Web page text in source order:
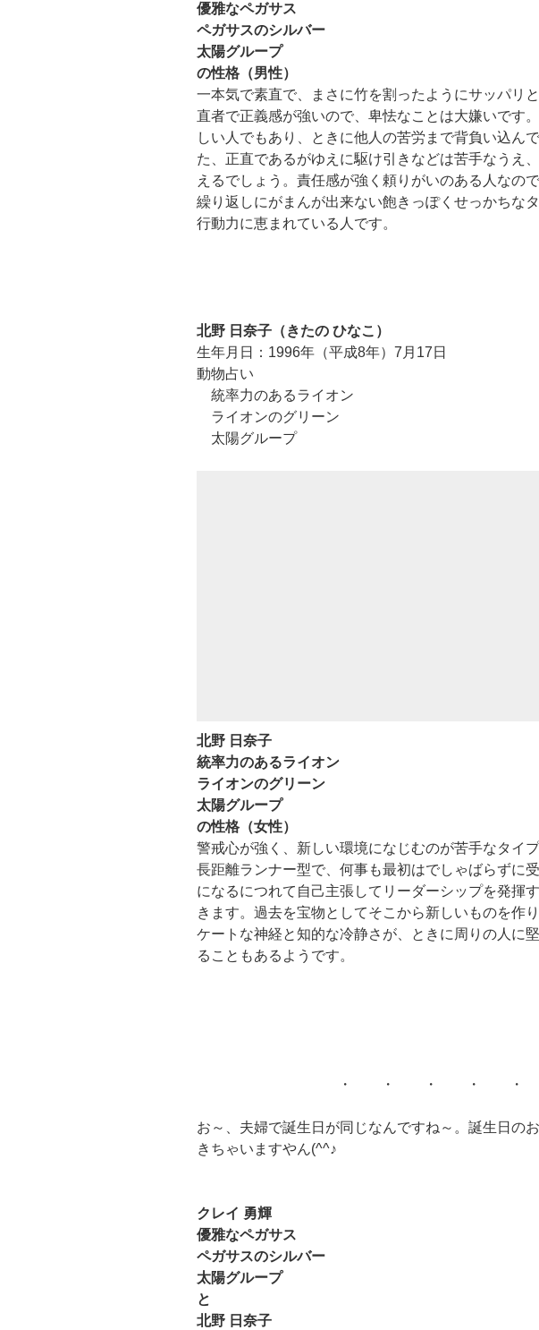
優雅なペガサス
ペガサスのシルバー
太陽グループ
の性格（男性）
一本気で素直で、まさに竹を割ったようにサッパリ
直者で正義感が強いので、卑怯なことは大嫌いです
しい人でもあり、ときに他人の苦労まで背負い込ん
た、正直であるがゆえに駆け引きなどは苦手なうえ
えるでしょう。責任感が強く頼りがいのある人なの
繰り返しにがまんが出来ない飽きっぽくせっかちな
行動力に恵まれている人です。
北野 日奈子（きたの ひなこ）
生年月日：1996年（平成8年）7月17日
動物占い
統率力のあるライオン
ライオンのグリーン
太陽グループ
北野 日奈子
統率力のあるライオン
ライオンのグリーン
太陽グループ
の性格（女性）
警戒心が強く、新しい環境になじむのが苦手なタイ
長距離ランナー型で、何事も最初はでしゃばらずに
になるにつれて自己主張してリーダーシップを発揮
きます。過去を宝物としてそこから新しいものを作
ケートな神経と知的な冷静さが、ときに周りの人に
ることもあるようです。
・ ・ ・ ・ ・
お～、夫婦で誕生日が同じなんですね～。誕生日の
きちゃいますやん(^^♪
クレイ 勇輝
優雅なペガサス
ペガサスのシルバー
太陽グループ
と
北野 日奈子